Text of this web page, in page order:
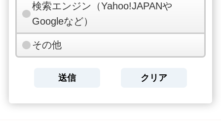
検索エンジン（Yahoo!JAPANや
Googleなど）
その他